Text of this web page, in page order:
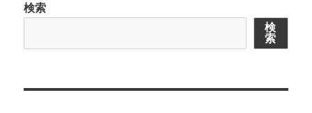
シ
ョ
検索
検
索